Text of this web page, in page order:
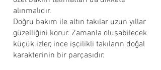
alınmalıdır.
Doğru bakım ile altın takılar uzun yıllar
güzelliğini korur. Zamanla oluşabilecek
küçük izler, ince işçilikli takıların doğal
karakterinin bir parçasıdır.